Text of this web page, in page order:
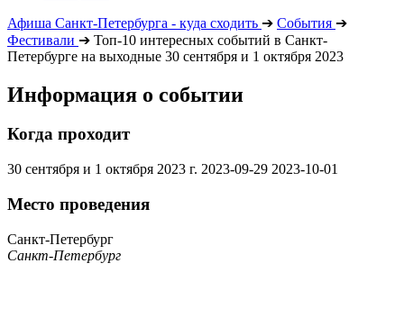
Афиша Санкт-Петербурга - куда сходить ➔ События ➔
Фестивали ➔ Топ-10 интересных событий в Санкт-
Петербурге на выходные 30 сентября и 1 октября 2023
Информация о событии
Когда проходит
30 сентября и 1 октября 2023 г. 2023-09-29 2023-10-01
Место проведения
Санкт-Петербург
Санкт-Петербург